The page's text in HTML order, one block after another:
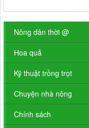
Nông dân thời @
Hoa quả
Kỹ thuật trồng trọt
Chuyện nhà nông
Chính sách